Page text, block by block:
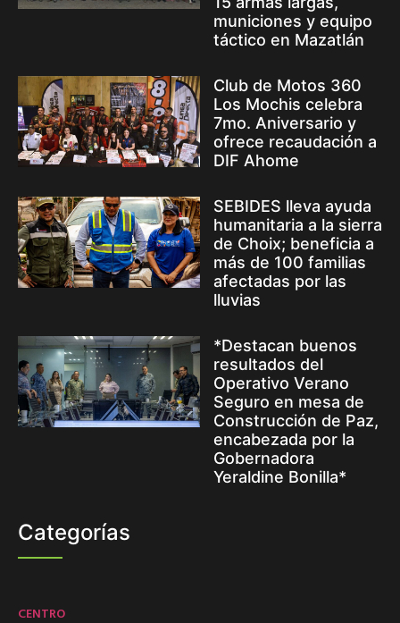
municiones y equipo
táctico en Mazatlán
Club de Motos 360
Los Mochis celebra
7mo. Aniversario y
ofrece recaudación a
DIF Ahome
SEBIDES lleva ayuda
humanitaria a la sierra
de Choix; beneficia a
más de 100 familias
afectadas por las
lluvias
*Destacan buenos
resultados del
Operativo Verano
Seguro en mesa de
Construcción de Paz,
encabezada por la
Gobernadora
Yeraldine Bonilla*
Categorías
CENTRO